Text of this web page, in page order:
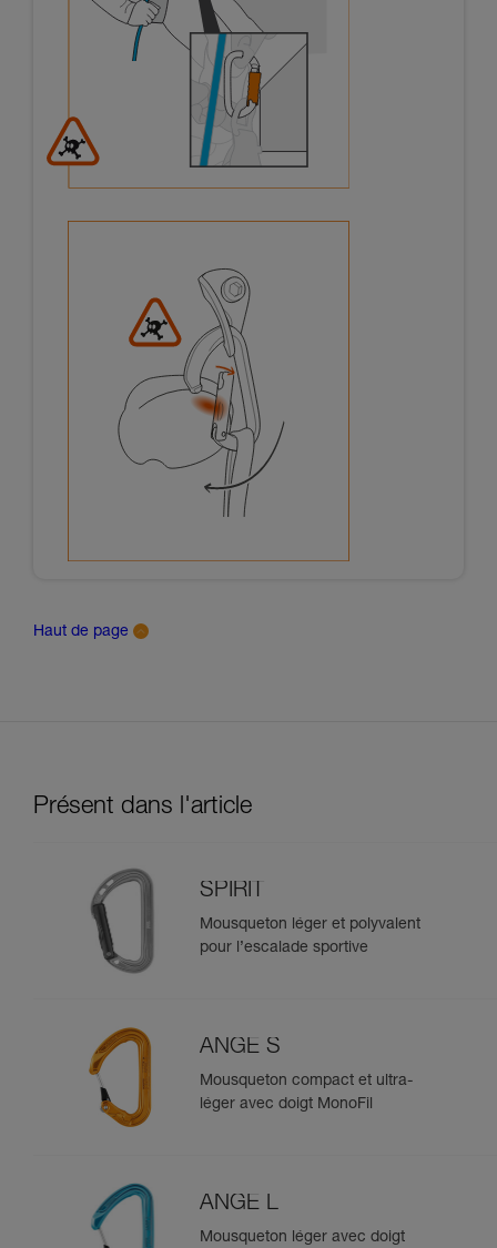
Haut de page
Présent dans l'article
SPIRIT
Mousqueton léger et polyvalent
pour l’escalade sportive
ANGE S
Mousqueton compact et ultra-
léger avec doigt MonoFil
ANGE L
Mousqueton léger avec doigt